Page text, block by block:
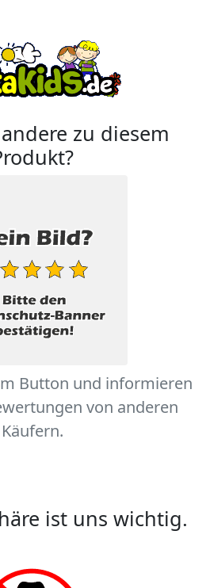
zu diesem
Button und informieren
von anderen
Käufern.
ist uns wichtig.